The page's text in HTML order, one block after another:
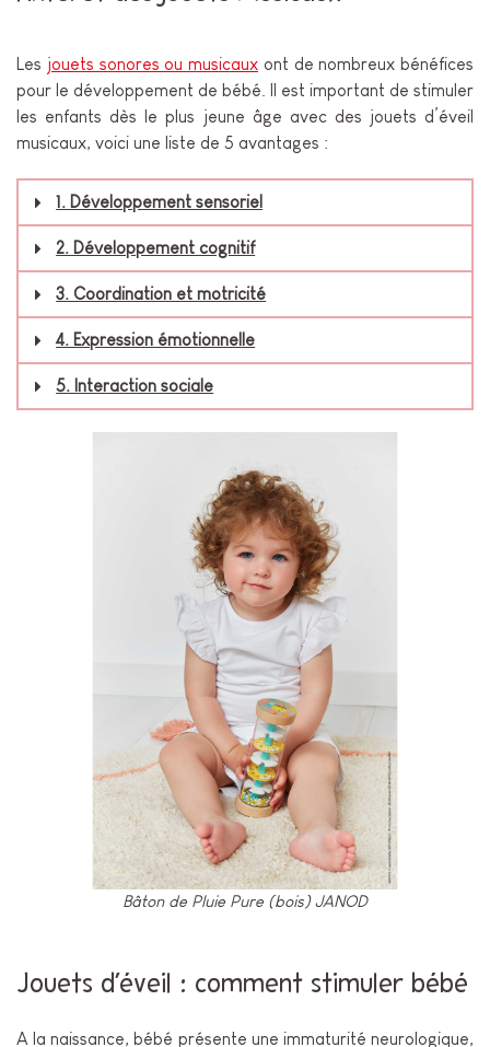
Les jouets sonores ou musicaux ont de nombreux bénéfices
pour le développement de bébé. Il est important de stimuler
les enfants dès le plus jeune âge avec des jouets d’éveil
musicaux, voici une liste de 5 avantages :
1. Développement sensoriel
2. Développement cognitif
3. Coordination et motricité
4. Expression émotionnelle
5. Interaction sociale
Bâton de Pluie Pure (bois) JANOD
Jouets d’éveil : comment stimuler bébé
A la naissance, bébé présente une immaturité neurologique,